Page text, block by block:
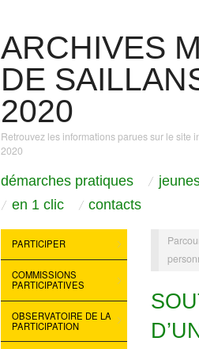
ARCHIVES
DE
2020
Retrouvez les informations parues sur le site
2020
démarches pratiques
en 1 clic
contacts
PARTICIPER
COMMISSIONS
PARTICIPATIVES
OBSERVATOIRE DE LA
PARTICIPATION